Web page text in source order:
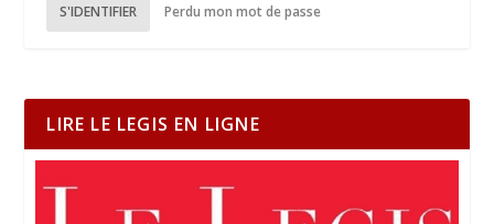
S'IDENTIFIER Perdu mon mot de passe
LIRE LE LEGIS EN LIGNE